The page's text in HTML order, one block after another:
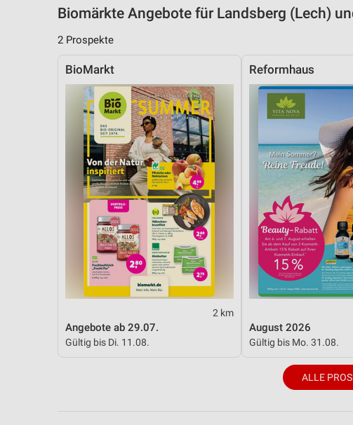
Biomärkte Angebote für Landsberg (Lech)
2 Prospekte
BioMarkt
2 km
Angebote ab 29.07.
Gültig bis Di. 11.08.
Reformhaus
August 2026
Gültig bis Mo. 31.08.
ALLE